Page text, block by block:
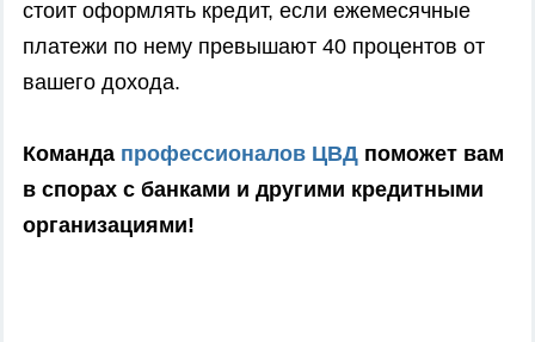
стоит оформлять кредит, если ежемесячные
платежи по нему превышают 40 процентов от
вашего дохода.
Команда профессионалов ЦВД поможет вам
в спорах с банками и другими кредитными
организациями!